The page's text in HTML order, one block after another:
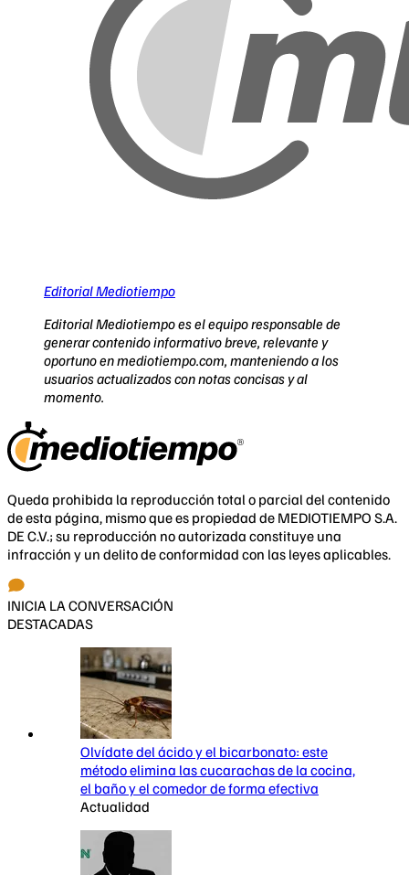
Editorial Mediotiempo
Editorial Mediotiempo es el equipo responsable de
generar contenido informativo breve, relevante y
oportuno en mediotiempo.com, manteniendo a los
usuarios actualizados con notas concisas y al
momento.
Queda prohibida la reproducción total o parcial del contenido
de esta página, mismo que es propiedad de MEDIOTIEMPO S.A.
DE C.V.; su reproducción no autorizada constituye una
infracción y un delito de conformidad con las leyes aplicables.
INICIA LA CONVERSACIÓN
DESTACADAS
Olvídate del ácido y el bicarbonato: este
método elimina las cucarachas de la cocina,
el baño y el comedor de forma efectiva
Actualidad